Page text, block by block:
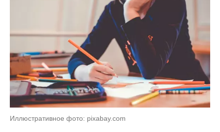
Иллюстративное фото: pixabay.com